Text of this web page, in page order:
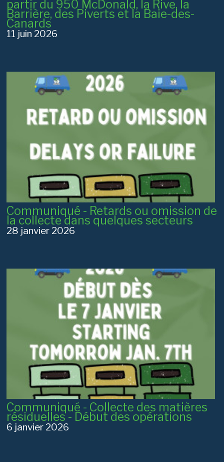
partir du 950 McDonald, la Rive, la
Barrière, des Piverts et la Baie-des-
Canards
11 juin 2026
Communiqué - Retards ou omission de
la collecte dans quelques secteurs
28 janvier 2026
Communiqué - Collecte des matières
résiduelles - Début des opérations
6 janvier 2026